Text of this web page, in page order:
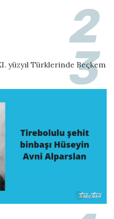
yüzyıl Türklerinde Beçkem